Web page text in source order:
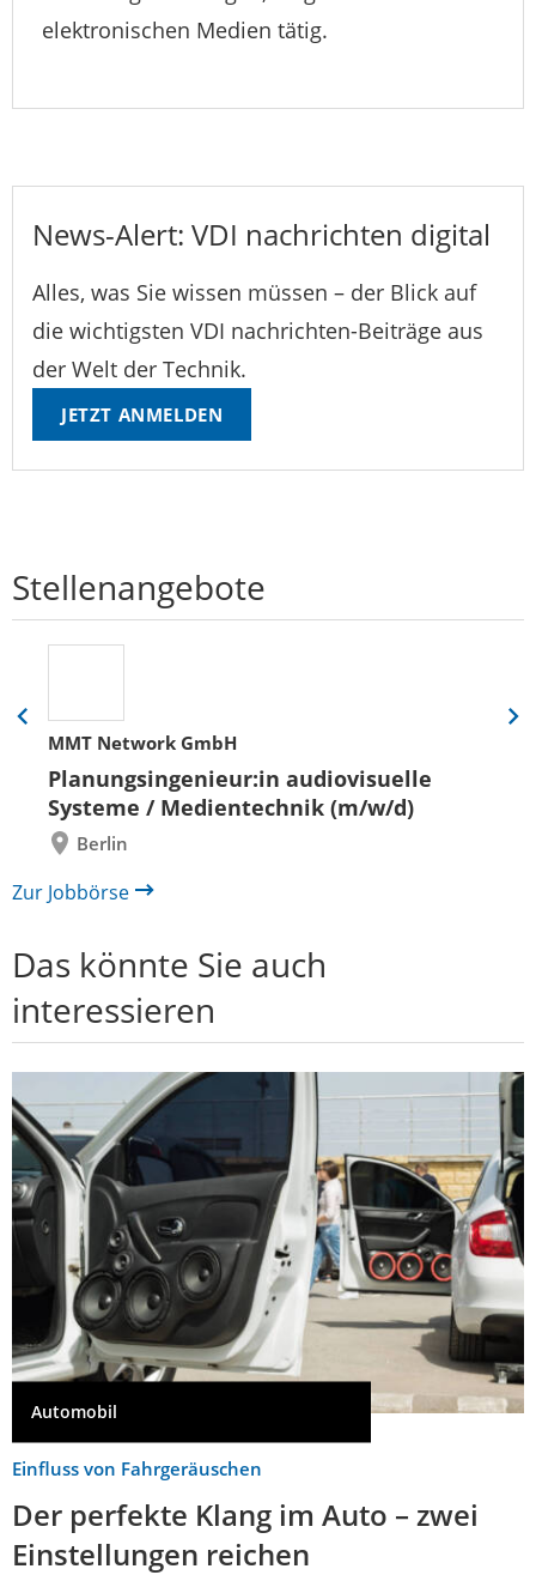
elektronischen Medien tätig.
News-Alert: VDI nachrichten digital
Alles, was Sie wissen müssen – der Blick auf
die wichtigsten VDI nachrichten-Beiträge aus
der Welt der Technik.
JETZT ANMELDEN
Stellenangebote
MMT Network GmbH
Planungsingenieur:in audiovisuelle
Systeme / Medientechnik (m/w/d)
Berlin
Eine
Folie
zurück
Eine
Zur Jobbörse
Das könnte Sie auch
interessieren
Automobil
Einfluss von Fahrgeräuschen
Der perfekte Klang im Auto – zwei
Einstellungen reichen